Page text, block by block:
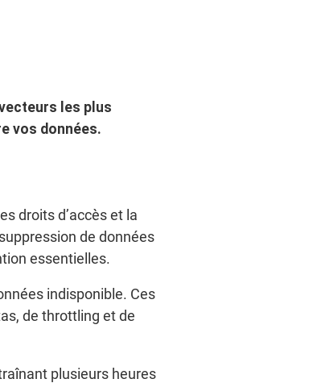
les plus
vos données.
droits d’accès et la
de données
essentielles.
indisponible. Ces
de throttling et de
plusieurs heures